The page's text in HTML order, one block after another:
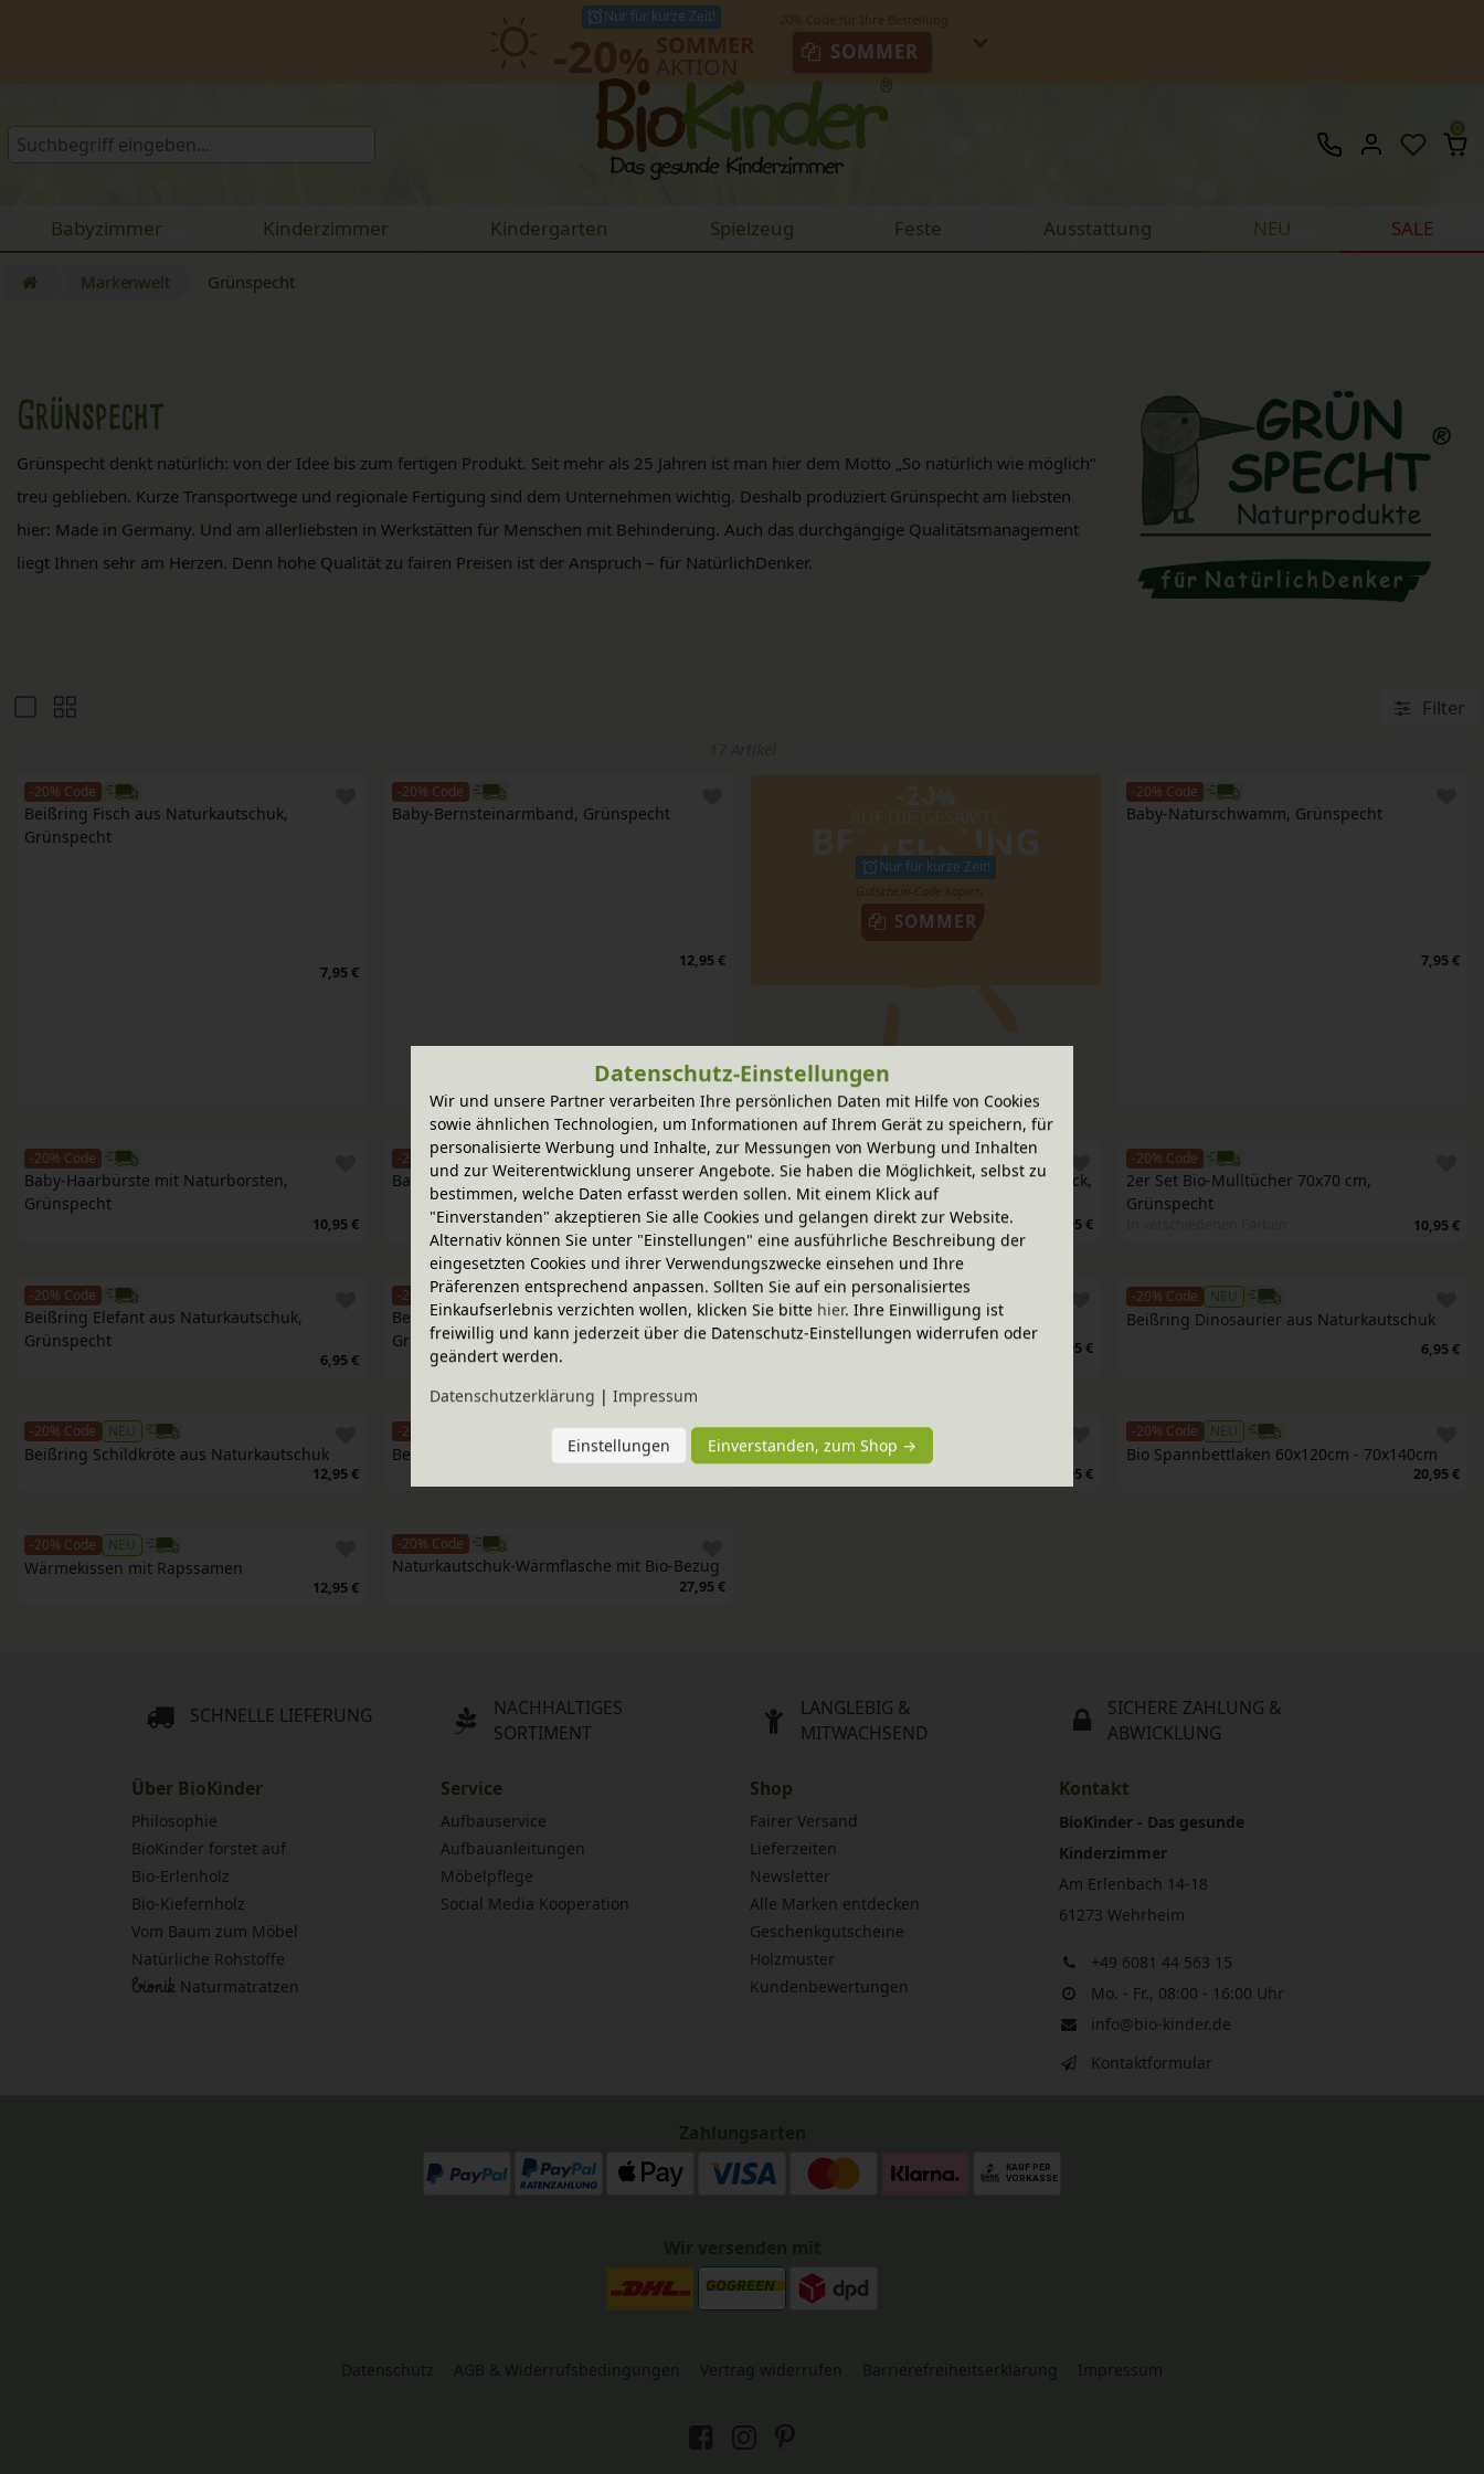
Nur für kurze Zeit!
SOMMER
0
Babyzimmer Kinderzimmer Kindergarten Spielzeug Feste Ausstattung NEU SALE
Markenwelt Grünspecht
Grünspecht
Grünspecht denkt natürlich: von der Idee bis zum fertigen Produkt. Seit mehr als 25 Jahren ist man hier dem Motto „So natürlich wie möglich“
treu geblieben. Kurze Transportwege und regionale Fertigung sind dem Unternehmen wichtig. Deshalb produziert Grünspecht am liebsten
hier: Made in Germany. Und am allerliebsten in Werkstätten für Menschen mit Behinderung. Auch das durchgängige Qualitätsmanagement
liegt Ihnen sehr am Herzen. Denn hohe Qualität zu fairen Preisen ist der Anspruch – für NatürlichDenker.
Filter
-20% Code
Beißring Fisch aus Naturkautschuk,
Grünspecht
7,95 €
-20% Code
Baby-Bernsteinarmband, Grünspecht
12,95 €
AUF DIE GESAMTE
BESTELLUNG
Nur für kurze Zeit!
SOMMER
-20% Code
Baby-Naturschwamm, Grünspecht
7,95 €
-20% Code
Baby-Haarbürste mit Naturborsten,
Grünspecht
10,95 €
-20% Code
Baby-Abdruckmasse, Grünspecht
9,95 €
-20% Code
Baby-Abdruckset für Hand- und Fußabdruck,
Grünspecht
19,95 €
-20% Code
2er Set Bio-Mulltücher 70x70 cm,
Grünspecht
10,95 €
-20% Code
Beißring Elefant aus Naturkautschuk,
Grünspecht
6,95 €
-20% Code
Beißring Schnecke aus Naturkautschuk,
Grünspecht
-20% Code
Bio-Betteinlage, Grünspecht
19,95 €
-20% Code NEU
Beißring Dinosaurier aus Naturkautschuk
6,95 €
-20% Code NEU
Beißring Schildkröte aus Naturkautschuk
12,95 €
-20% Code
Beißring Dino aus Naturkautschuk
-20% Code NEU
Greifring Hasenohren
11,95 €
-20% Code NEU
Bio Spannbettlaken 60x120cm - 70x140cm
20,95 €
-20% Code NEU
Wärmekissen mit Rapssamen
12,95 €
-20% Code
Naturkautschuk-Wärmflasche mit Bio-Bezug
27,95 €
SCHNELLE LIEFERUNG
NACHHALTIGES
SORTIMENT
LANGLEBIG &
MITWACHSEND
SICHERE ZAHLUNG &
ABWICKLUNG
Über BioKinder
Philosophie
BioKinder forstet auf
Bio-Erlenholz
Bio-Kiefernholz
Vom Baum zum Möbel
Natürliche Rohstoffe
bionik Naturmatratzen
Service
Aufbauservice
Aufbauanleitungen
Möbelpflege
Social Media Kooperation
Shop
Fairer Versand
Lieferzeiten
Newsletter
Alle Marken entdecken
Geschenkgutscheine
Holzmuster
Kundenbewertungen
Kontakt
BioKinder - Das gesunde
Kinderzimmer
Am Erlenbach 14-18
61273 Wehrheim
+49 6081 44 563 15
Mo. - Fr., 08:00 - 16:00 Uhr
info@bio-kinder.de
Kontaktformular
Zahlungsarten
Wir versenden mit
Datenschutz-Einstellungen
Wir und unsere Partner verarbeiten Ihre persönlichen Daten mit Hilfe von Cookies
sowie ähnlichen Technologien, um Informationen auf Ihrem Gerät zu speichern, für
personalisierte Werbung und Inhalte, zur Messungen von Werbung und Inhalten
und zur Weiterentwicklung unserer Angebote. Sie haben die Möglichkeit, selbst zu
bestimmen, welche Daten erfasst werden sollen. Mit einem Klick auf
"Einverstanden" akzeptieren Sie alle Cookies und gelangen direkt zur Website.
Alternativ können Sie unter "Einstellungen" eine ausführliche Beschreibung der
eingesetzten Cookies und ihrer Verwendungszwecke einsehen und Ihre
Präferenzen entsprechend anpassen. Sollten Sie auf ein personalisiertes
Einkaufserlebnis verzichten wollen, klicken Sie bitte hier. Ihre Einwilligung ist
freiwillig und kann jederzeit über die Datenschutz-Einstellungen widerrufen oder
geändert werden.
Daten­schutz­erklärung | Impressum
Einstellungen Einverstanden, zum Shop →